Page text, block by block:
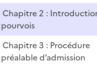
Chapitre 2 :
pourvois
Chapitre 3 : Procédure
préalable d’admission